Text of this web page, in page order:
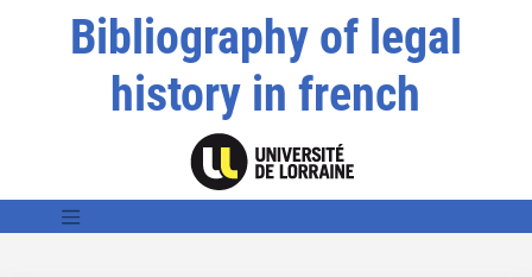
Bibliography of legal
history in french